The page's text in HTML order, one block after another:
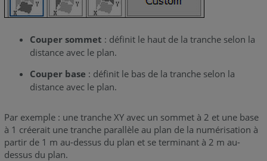
Couper sommet : définit le haut de la tranche selon la
distance avec le plan.
Couper base : définit le bas de la tranche selon la
distance avec le plan.
Par exemple : une tranche XY avec un sommet à 2 et une base
à 1 créerait une tranche parallèle au plan de la numérisation à
partir de 1 m au-dessus du plan et se terminant à 2 m au-
dessus du plan.